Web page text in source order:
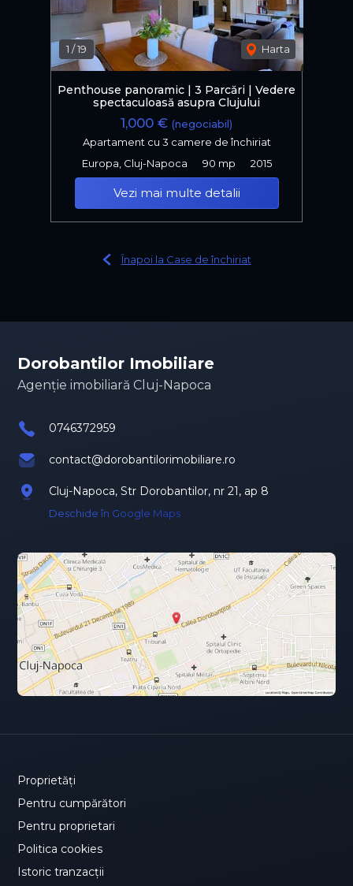
1 /19 Harta
Penthouse panoramic | 3 Parcări | Vedere
spectaculoasă asupra Clujului
1,000 € (negociabil)
Apartament cu 3 camere de închiriat
Europa, Cluj-Napoca
90 mp 2015
Vezi mai multe detalii
Înapoi la Case de închiriat
Dorobantilor Imobiliare
Agenție imobiliară Cluj-Napoca
0746372959
contact@dorobantilorimobiliare.ro
Cluj-Napoca, Str Dorobantilor, nr 21, ap 8
Deschide în Google Maps
Proprietăți
Pentru cumpărători
Pentru proprietari
Politica cookies
Istoric tranzacții